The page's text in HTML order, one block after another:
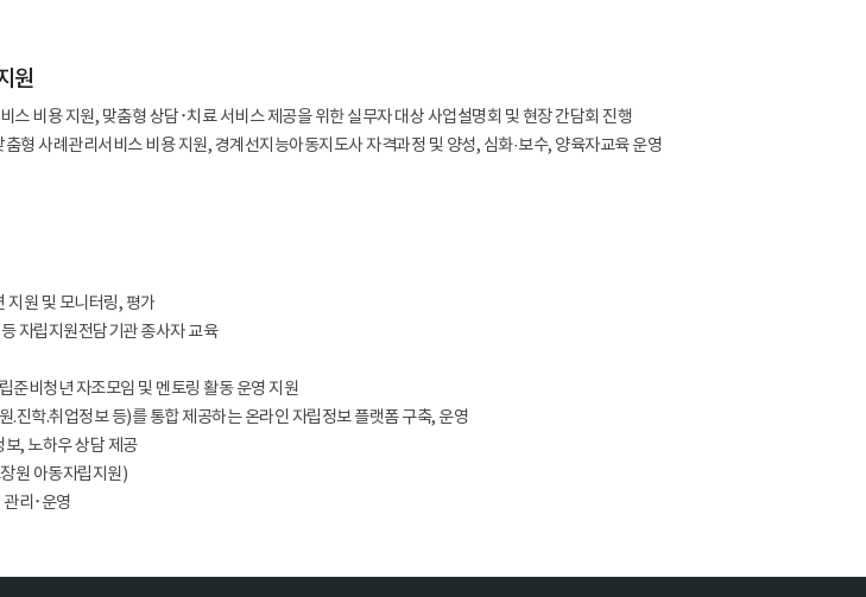
원
비용 지원, 맞춤형 상담･치료 서비스 제공을 위한 실무자 대상 사업설명회 및 현장 간담회 진행
형 사례관리서비스 비용 지원, 경계선지능아동지도사 자격과정 및 양성, 심화·보수, 양육자교육 운영
지원 및 모니터링, 평가
자립지원전담기관 종사자 교육
준비청년 자조모임 및 멘토링 활동 운영 지원
진학.취업정보 등)를 통합 제공하는 온라인 자립정보 플랫폼 구축, 운영
, 노하우 상담 제공
원 아동자립지원)
리･운영